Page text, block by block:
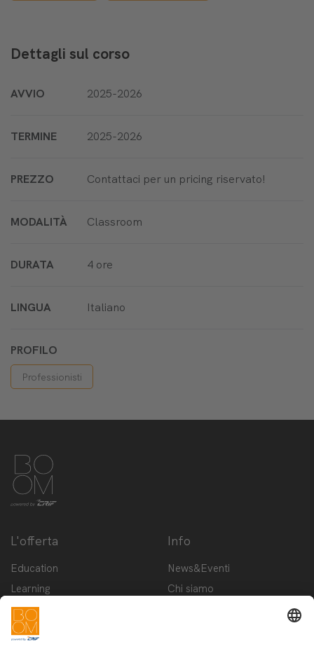
Dettagli sul corso
AVVIO 2025-2026
TERMINE 2025-2026
PREZZO Contattaci per un pricing riservato!
MODALITÀ Classroom
DURATA 4 ore
LINGUA Italiano
PROFILO
Professionisti
L'offerta
Education
Learning
Innovation
Startup
Info
News&Eventi
Chi siamo